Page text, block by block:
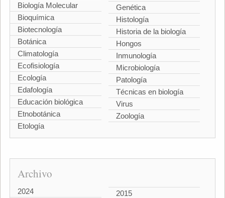
Biología Molecular
Bioquímica
Biotecnología
Botánica
Climatología
Ecofisiología
Ecología
Edafología
Educación biológica
Etnobotánica
Etología
Genética
Histología
Historia de la biología
Hongos
Inmunología
Microbiología
Patología
Técnicas en biología
Virus
Zoología
Archivo
2024
2015